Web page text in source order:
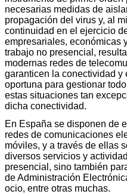
necesarias medidas de
propagación del virus y, al
continuidad en el ejercicio
empresariales, económicas
trabajo no presencial,
modernas redes de
garanticen la conectividad y
oportuna para gestionar
estas situaciones tan
dicha conectividad.
En España se disponen de
redes de comunicaciones
móviles, y a través de ellas
diversos servicios y
presencial, sino también
de Administración
ocio, entre otras muchas.